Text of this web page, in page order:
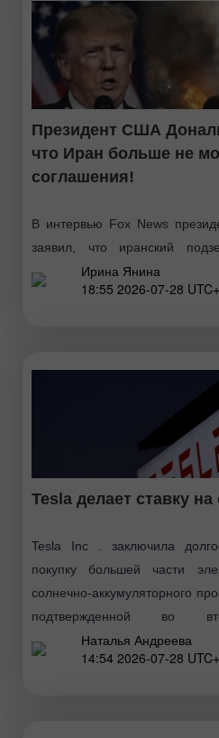
Президент США
что Иран больше не
соглашения!
В интервью Fox News
заявил, что иранский
известный как гора Пикакс,
значительной проблемы,
Ирина Янина
18:55 2026-07-28
Tesla делает ставку
Tesla Inc . заключила
покупку большей части
солнечно-аккумуляторного
подтвержденной во
ContourGlobal, компании
Наталья Андреева
14:54 2026-07-28